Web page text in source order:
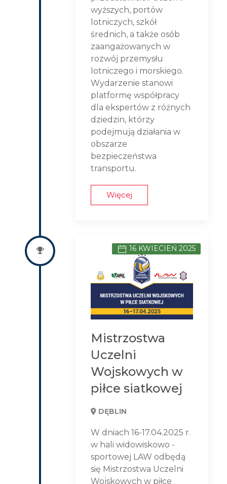
wyższych, portów
lotniczych, szkół
średnich, a także osób
zaangażowanych w
rozwój przemysłu
lotniczego i morskiego.
Wydarzenie stanowi
platformę współpracy
dla ekspertów z różnych
dziedzin, którzy
podejmują działania w
obszarze
bezpieczeństwa
transportu.
Więcej
Mistrzostwa
Uczelni
Wojskowych w
piłce siatkowej
DĘBLIN
W dniach 16-17.04.2025 r.
w hali widowiskowo -
sportowej LAW odbędą
się Mistrzostwa Uczelni
Wojskowych w piłce
16 KWIECIEŃ 2025